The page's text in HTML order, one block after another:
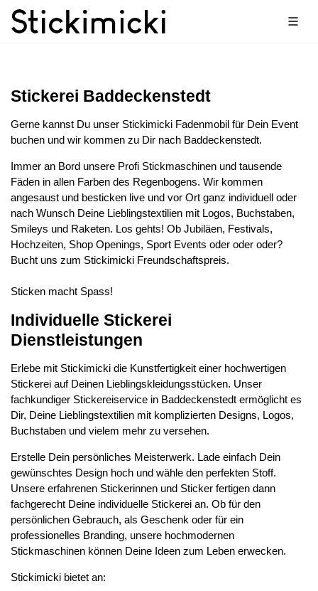
Stickerei Baddeckenstedt
Gerne kannst Du unser Stickimicki Fadenmobil für Dein Event
buchen und wir kommen zu Dir nach Baddeckenstedt.
Immer an Bord unsere Profi Stickmaschinen und tausende
Fäden in allen Farben des Regenbogens. Wir kommen
angesaust und besticken live und vor Ort ganz individuell oder
nach Wunsch Deine Lieblingstextilien mit Logos, Buchstaben,
Smileys und Raketen. Los gehts! Ob Jubiläen, Festivals,
Hochzeiten, Shop Openings, Sport Events oder oder oder?
Bucht uns zum Stickimicki Freundschaftspreis.
Sticken macht Spass!
Individuelle Stickerei
Dienstleistungen
Erlebe mit Stickimicki die Kunstfertigkeit einer hochwertigen
Stickerei auf Deinen Lieblingskleidungsstücken. Unser
fachkundiger Stickereiservice in Baddeckenstedt ermöglicht es
Dir, Deine Lieblingstextilien mit komplizierten Designs, Logos,
Buchstaben und vielem mehr zu versehen.
Erstelle Dein persönliches Meisterwerk. Lade einfach Dein
gewünschtes Design hoch und wähle den perfekten Stoff.
Unsere erfahrenen Stickerinnen und Sticker fertigen dann
fachgerecht Deine individuelle Stickerei an. Ob für den
persönlichen Gebrauch, als Geschenk oder für ein
professionelles Branding, unsere hochmodernen
Stickmaschinen können Deine Ideen zum Leben erwecken.
Stickimicki bietet an: